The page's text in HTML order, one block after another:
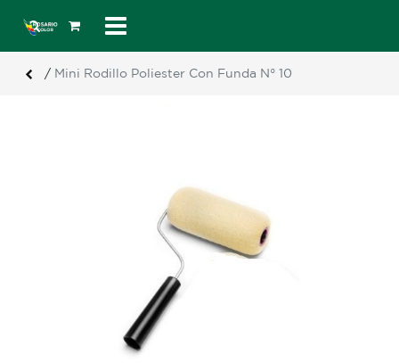
/ Mini Rodillo Poliester Con Funda N° 10